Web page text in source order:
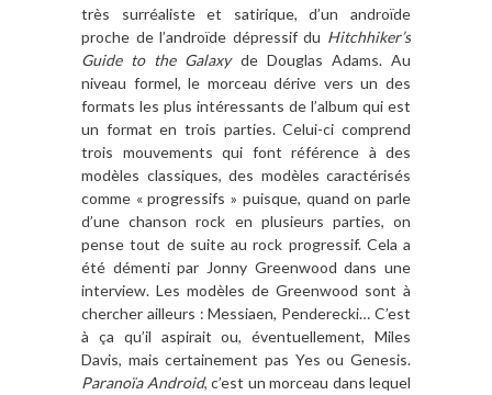
très surréaliste et satirique, d’un androïde
proche de l’androïde dépressif du Hitchhiker’s
Guide to the Galaxyde Douglas Adams. Au
niveau formel, le morceau dérive vers un des
formats les plus intéressants de l’album qui est
un format en trois parties. Celui-ci comprend
trois mouvements qui font référence à des
modèles classiques, des modèles caractérisés
comme « progressifs » puisque, quand on parle
d’une chanson rock en plusieurs parties, on
pense tout de suite au rock progressif. Cela a
été démenti par Jonny Greenwood dans une
interview. Les modèles de Greenwood sont à
chercher ailleurs : Messiaen, Penderecki… C’est
à ça qu’il aspirait ou, éventuellement, Miles
Davis, mais certainement pas Yes ou Genesis.
Paranoïa Android, c’est un morceau dans lequel